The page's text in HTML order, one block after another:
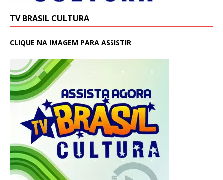
TV BRASIL CULTURA
CLIQUE NA IMAGEM PARA ASSISTIR